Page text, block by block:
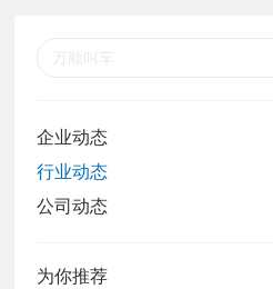
企业动态
行业动态
公司动态
为你推荐